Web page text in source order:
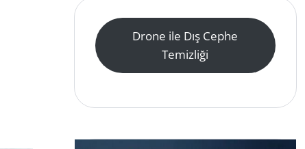
Drone ile Dış Cephe
Temizliği